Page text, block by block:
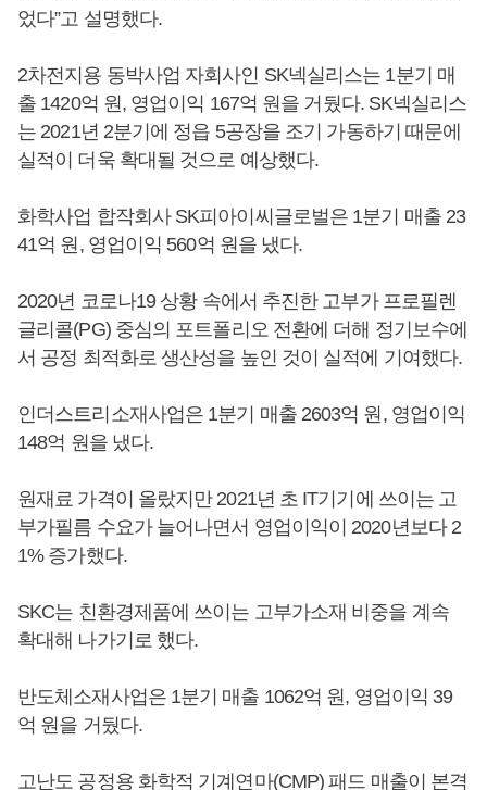
었다”고 설명했다.
2차전지용 동박사업 자회사인 SK넥실리스는 1분기 매
출 1420억 원, 영업이익 167억 원을 거뒀다. SK넥실리스
는 2021년 2분기에 정읍 5공장을 조기 가동하기 때문에
실적이 더욱 확대될 것으로 예상했다.
화학사업 합작회사 SK피아이씨글로벌은 1분기 매출 23
41억 원, 영업이익 560억 원을 냈다.
2020년 코로나19 상황 속에서 추진한 고부가 프로필렌
글리콜(PG) 중심의 포트폴리오 전환에 더해 정기보수에
서 공정 최적화로 생산성을 높인 것이 실적에 기여했다.
인더스트리소재사업은 1분기 매출 2603억 원, 영업이익
148억 원을 냈다.
원재료 가격이 올랐지만 2021년 초 IT기기에 쓰이는 고
부가필름 수요가 늘어나면서 영업이익이 2020년보다 2
1% 증가했다.
SKC는 친환경제품에 쓰이는 고부가소재 비중을 계속
확대해 나가기로 했다.
반도체소재사업은 1분기 매출 1062억 원, 영업이익 39
억 원을 거뒀다.
고난도 공정용 화학적 기계연마(CMP) 패드 매출이 본격